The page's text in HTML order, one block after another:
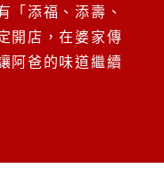
「添福、添壽、
開店，在婆家傳
阿爸的味道繼續